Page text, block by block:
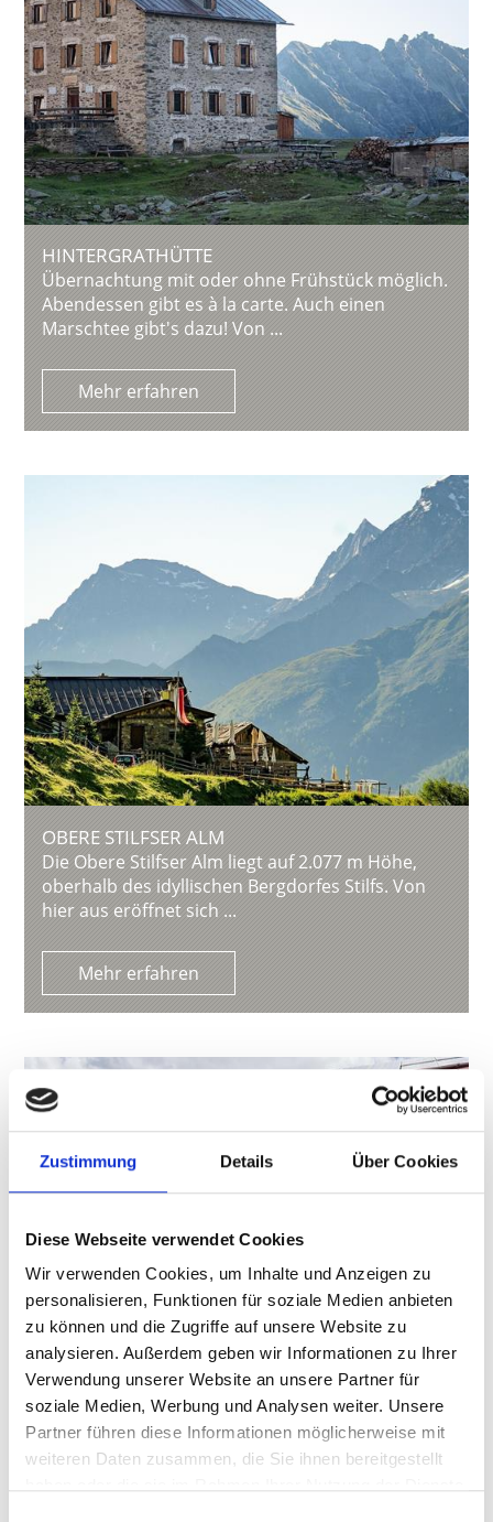
Zustimmung Details Über Cookies
Diese Webseite verwendet Cookies
Wir verwenden Cookies, um Inhalte und Anzeigen zu
personalisieren, Funktionen für soziale Medien anbieten
zu können und die Zugriffe auf unsere Website zu
analysieren. Außerdem geben wir Informationen zu Ihrer
Verwendung unserer Website an unsere Partner für
soziale Medien, Werbung und Analysen weiter. Unsere
Partner führen diese Informationen möglicherweise mit
weiteren Daten zusammen, die Sie ihnen bereitgestellt
HINTERGRATHÜTTE
Übernachtung mit oder ohne Frühstück möglich.
Abendessen gibt es à la carte. Auch einen
Marschtee gibt's dazu! Von ...
Mehr erfahren
OBERE STILFSER ALM
Die Obere Stilfser Alm liegt auf 2.077 m Höhe,
oberhalb des idyllischen Bergdorfes Stilfs. Von
hier aus eröffnet sich ...
Mehr erfahren
BERGLHÜTTE
Die Berglhütte liegt auf 2.188 m Höhe unterhalb
des Pleisshorngrates des Ortlers, inmitten des
Nationalparks ...